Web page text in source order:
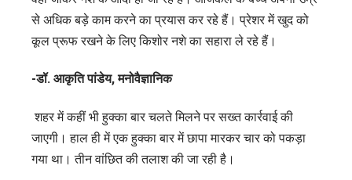
से अधिक बड़े काम करने का प्रयास कर रहे हैं। प्रेशर में खुद को
कूल प्रूफ रखने के लिए किशोर नशे का सहारा ले रहे हैं।
-डॉ. आकृति पांडेय, मनोवैज्ञानिक
शहर में कहीं भी हुक्का बार चलते मिलने पर सख्त कार्रवाई की
जाएगी। हाल ही में एक हुक्का बार में छापा मारकर चार को पकड़ा
गया था। तीन वांछित की तलाश की जा रही है।